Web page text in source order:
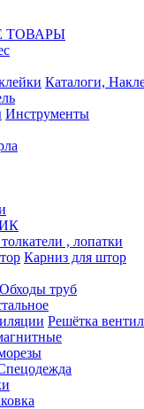
ТОВАРЫ
Каталоги,
Инструменты
, лопатки
Карниз для штор
Обходы труб
Решётка